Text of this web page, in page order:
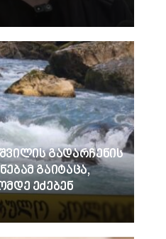
გადარჩენის
გაიტაცა,
ეძებენ